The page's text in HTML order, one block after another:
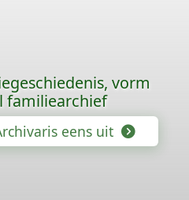
vorm
familiearchief
eens uit